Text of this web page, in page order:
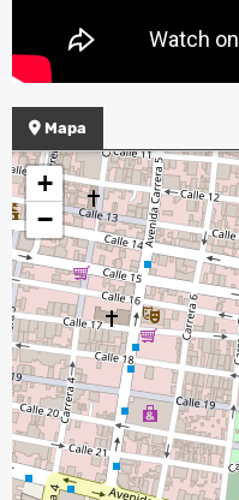
Mapa
+
−